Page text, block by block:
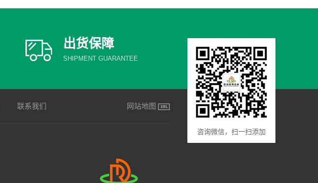
出货保障
SHIPMENT GUARANTEE
联系我们 网站地图
咨询微信，扫一扫添加